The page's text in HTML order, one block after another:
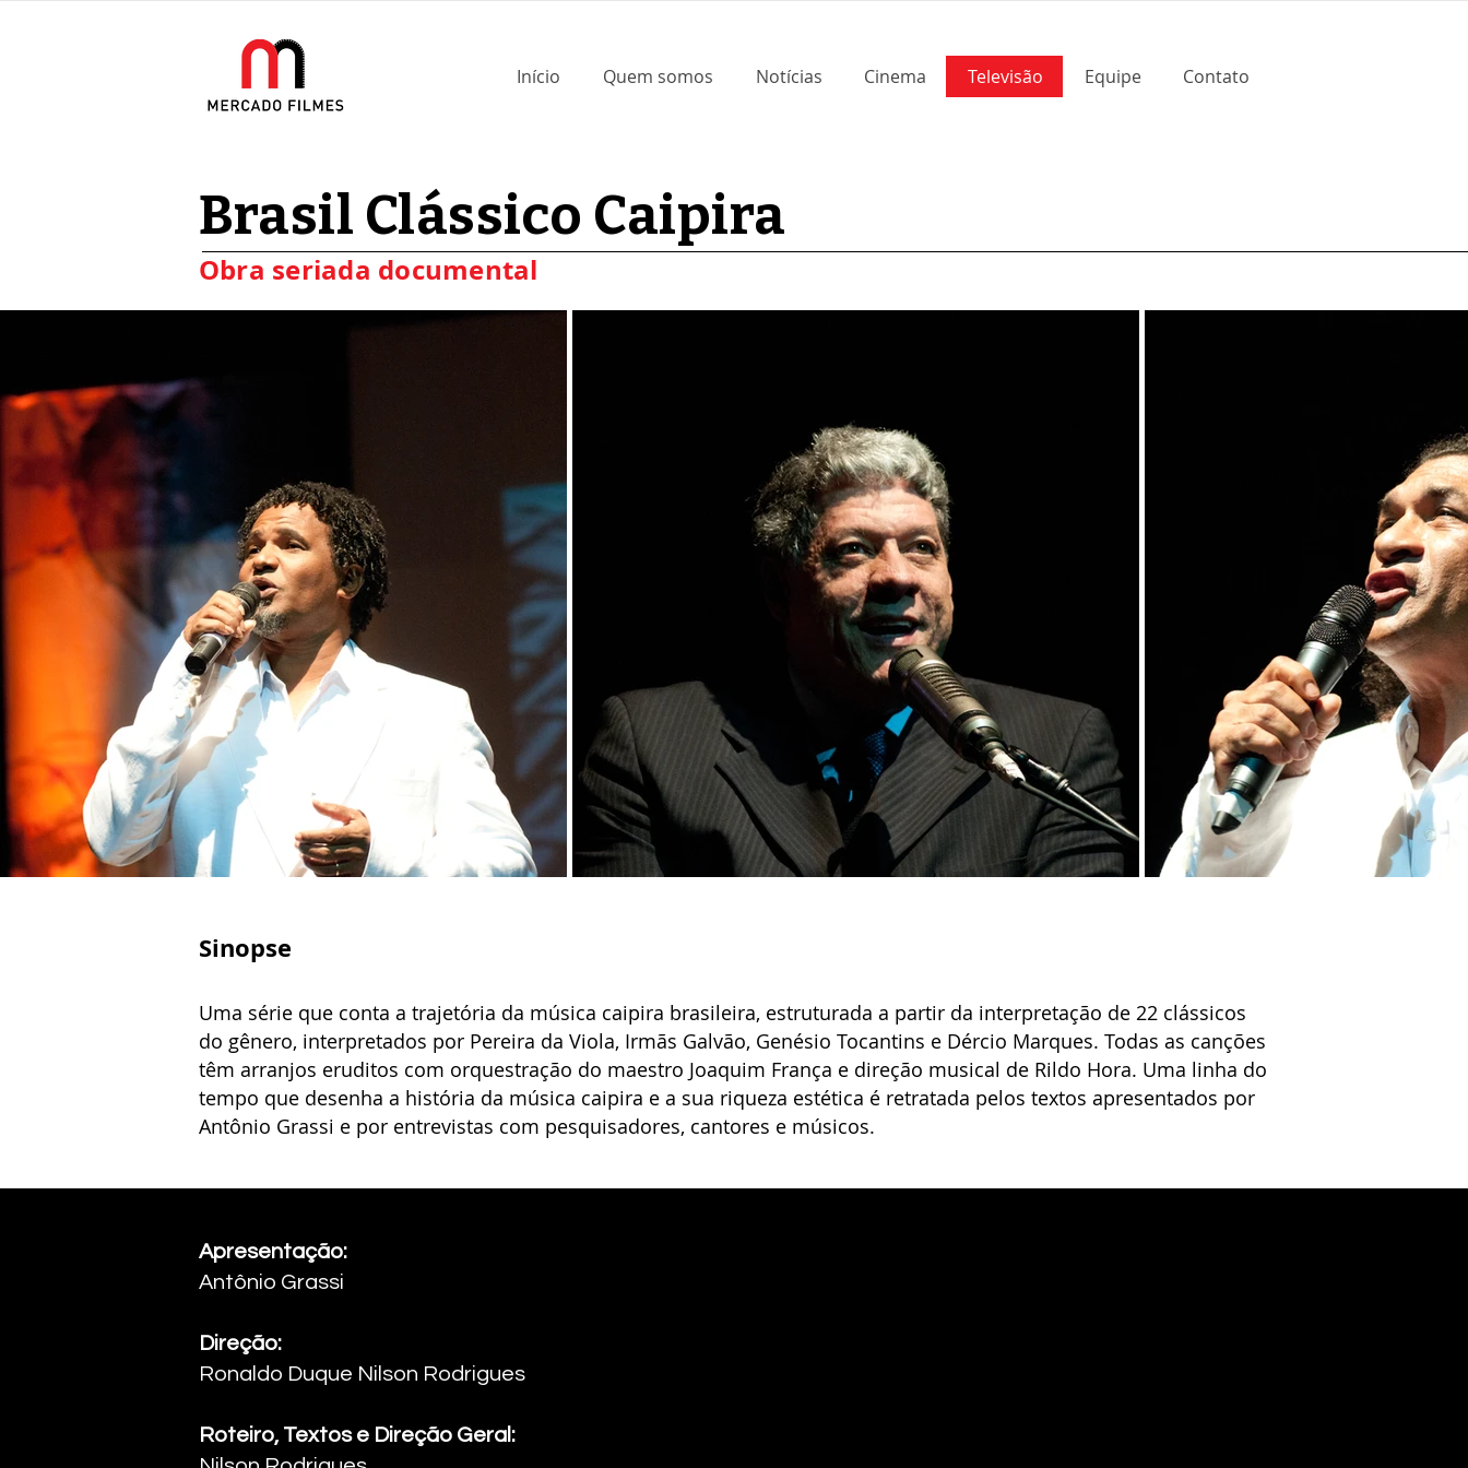
Início Quem somos Notícias Cinema Televisão Equipe Contato
Brasil Clássico Caipira
Obra seriada documental
Sinopse
Uma série que conta a trajetória da música caipira brasileira, estruturada a partir da interpretação de 22 clássicos
do gênero, interpretados por Pereira da Viola, Irmãs Galvão, Genésio Tocantins e Dércio Marques. Todas as canções
têm arranjos eruditos com orquestração do maestro Joaquim França e direção musical de Rildo Hora. Uma linha do
tempo que desenha a história da música caipira e a sua riqueza estética é retratada pelos textos apresentados por
Antônio Grassi e por entrevistas com pesquisadores, cantores e músicos.
Apresentação:
Antônio Grassi ​
Direção:
Ronaldo Duque Nilson Rodrigues ​
Roteiro, Textos e Direção Geral: